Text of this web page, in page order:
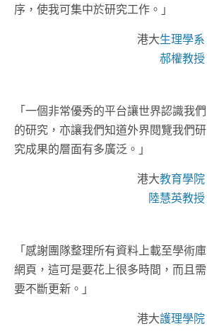
序，使我可集中於研究工作。」
港大生理學系
郝權教授
「一個非常優秀的平台讓世界認識我們
的研究，亦讓我們知道外界閱覽我們研
究成果的層面有多廣泛。」
港大教育學院
陸慧英教授
「感謝團隊整理所有資料上載至學術庫
網頁，這可是要花上很多時間，而且需
要不斷更新。」
港大護理學院